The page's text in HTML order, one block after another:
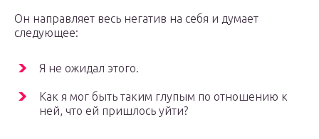
Он направляет весь негатив на себя и думает
следующее:
Я не ожидал этого.
Как я мог быть таким глупым по отношению к
ней, что ей пришлось уйти?